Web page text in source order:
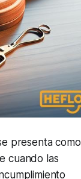
presenta como
cuando las